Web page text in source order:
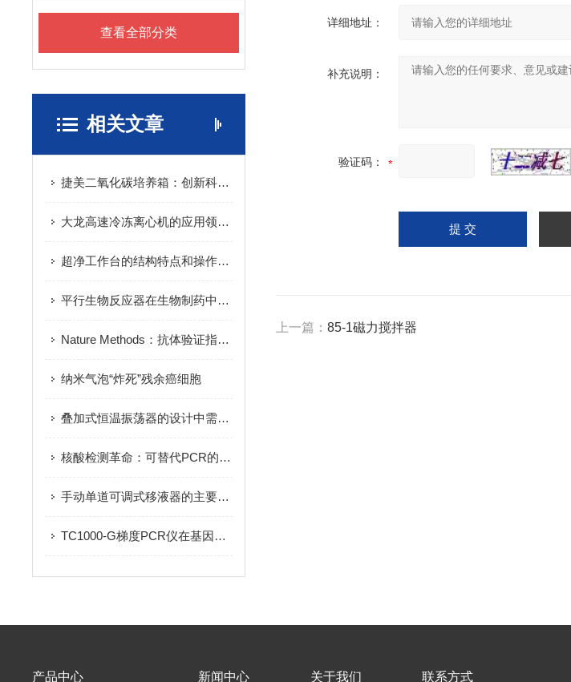
查看全部分类
相关文章
捷美二氧化碳培养箱：创新科技助力生物实验研究
大龙高速冷冻离心机的应用领域有哪些？
超净工作台的结构特点和操作规范
平行生物反应器在生物制药中的应用介绍
Nature Methods：抗体验证指南出炉
纳米气泡“炸死”残余癌细胞
叠加式恒温振荡器的设计中需要考虑哪些因素？
核酸检测革命：可替代PCR的犀利技术——RPA
手动单道可调式移液器的主要组件及其功能
TC1000-G梯度PCR仪在基因扩增中的应用
详细地址：
补充说明：
验证码：
上一篇： 85-1磁力搅拌器
产品中心 新闻中心 关于我们 联系方式